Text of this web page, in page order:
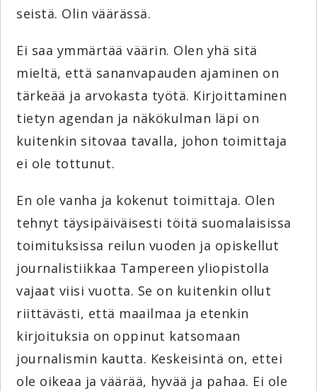
seistä. Olin väärässä.
Ei saa ymmärtää väärin. Olen yhä sitä
mieltä, että sananvapauden ajaminen on
tärkeää ja arvokasta työtä. Kirjoittaminen
tietyn agendan ja näkökulman läpi on
kuitenkin sitovaa tavalla, johon toimittaja
ei ole tottunut.
En ole vanha ja kokenut toimittaja. Olen
tehnyt täysipäiväisesti töitä suomalaisissa
toimituksissa reilun vuoden ja opiskellut
journalistiikkaa Tampereen yliopistolla
vajaat viisi vuotta. Se on kuitenkin ollut
riittävästi, että maailmaa ja etenkin
kirjoituksia on oppinut katsomaan
journalismin kautta. Keskeisintä on, ettei
ole oikeaa ja väärää, hyvää ja pahaa. Ei ole